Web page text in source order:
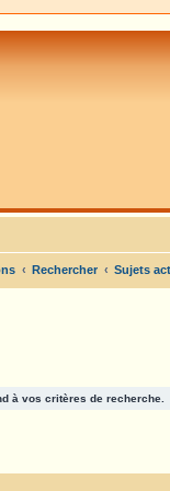
Rechercher Sujets
à vos critères de recherche.